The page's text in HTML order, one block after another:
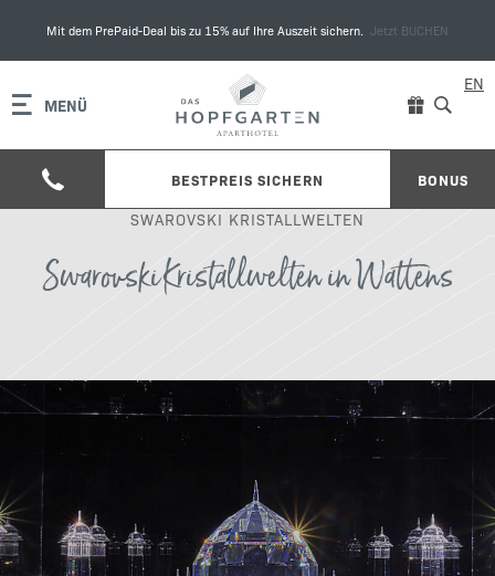
Mit dem PrePaid-Deal bis zu 15% auf Ihre Auszeit sichern. Jetzt BUCHEN
MENÜ
BESTPREIS SICHERN BONUS
EN
SWAROVSKI KRISTALLWELTEN
Swarovski Kristallwelten in Wattens